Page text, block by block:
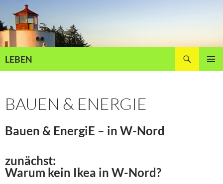
Inhalt
springen
LEBEN
BAUEN & ENERGIE
Bauen & EnergiE – in W-Nord
zunächst:
Warum kein Ikea in W-Nord?